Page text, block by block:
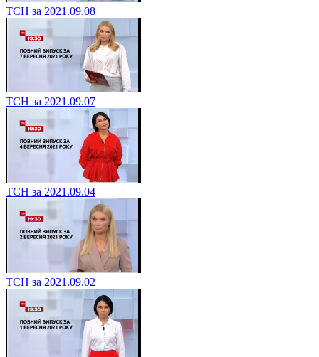
ТСН за 2021.09.08
ТСН за 2021.09.07
ТСН за 2021.09.04
ТСН за 2021.09.02